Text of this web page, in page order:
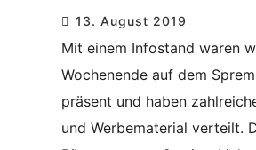
13. August 2019
Mit einem Infostand waren
Wochenende auf dem
präsent und haben
und Werbematerial verteilt.